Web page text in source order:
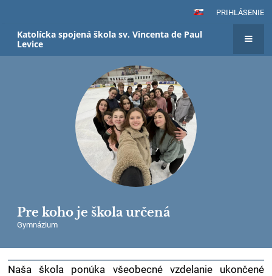
PRIHLÁSENIE
Katolícka spojená škola sv. Vincenta de Paul
Levice
Pre koho je škola určená
Gymnázium
Naša škola ponúka všeobecné vzdelanie ukončené